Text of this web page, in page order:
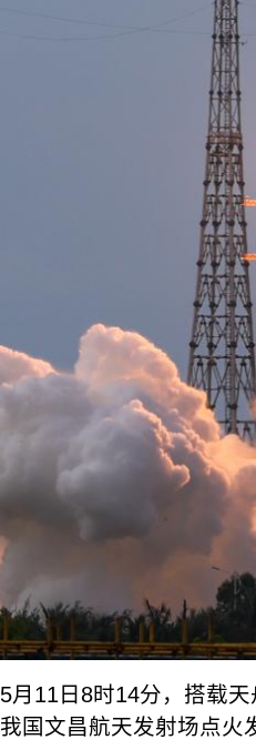
5月11日8时14分，搭载
我国文昌航天发射场点火